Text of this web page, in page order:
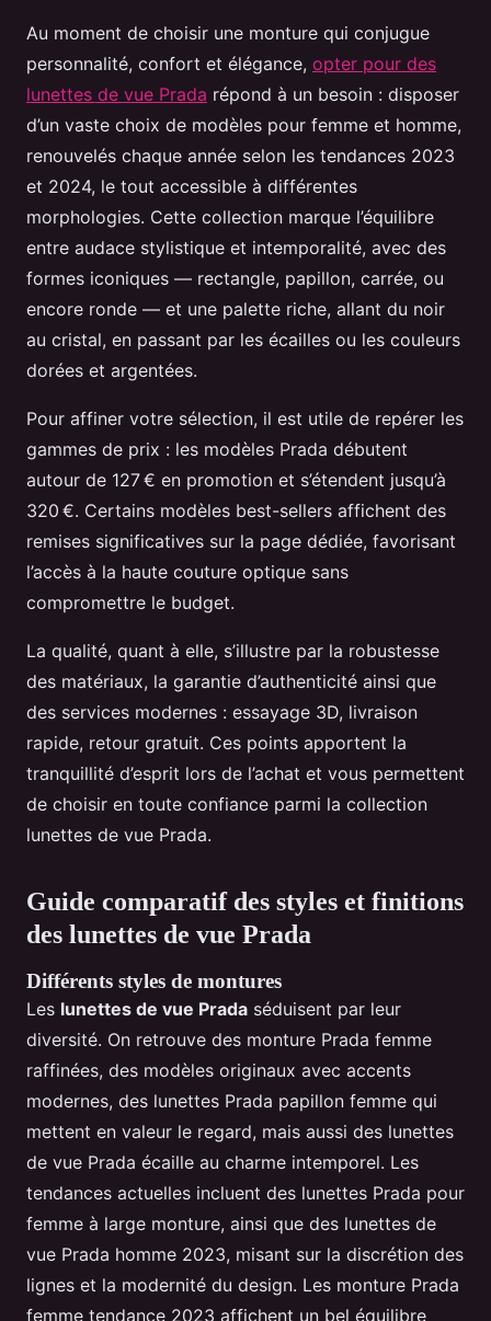
Au moment de choisir une monture qui conjugue
personnalité, confort et élégance, opter pour des
lunettes de vue Prada répond à un besoin : disposer
d’un vaste choix de modèles pour femme et homme,
renouvelés chaque année selon les tendances 2023
et 2024, le tout accessible à différentes
morphologies. Cette collection marque l’équilibre
entre audace stylistique et intemporalité, avec des
formes iconiques — rectangle, papillon, carrée, ou
encore ronde — et une palette riche, allant du noir
au cristal, en passant par les écailles ou les couleurs
dorées et argentées.
Pour affiner votre sélection, il est utile de repérer les
gammes de prix : les modèles Prada débutent
autour de 127 € en promotion et s’étendent jusqu’à
320 €. Certains modèles best-sellers affichent des
remises significatives sur la page dédiée, favorisant
l’accès à la haute couture optique sans
compromettre le budget.
La qualité, quant à elle, s’illustre par la robustesse
des matériaux, la garantie d’authenticité ainsi que
des services modernes : essayage 3D, livraison
rapide, retour gratuit. Ces points apportent la
tranquillité d’esprit lors de l’achat et vous permettent
de choisir en toute confiance parmi la collection
lunettes de vue Prada.
Guide comparatif des styles et finitions
des lunettes de vue Prada
Différents styles de montures
Les lunettes de vue Prada séduisent par leur
diversité. On retrouve des monture Prada femme
raffinées, des modèles originaux avec accents
modernes, des lunettes Prada papillon femme qui
mettent en valeur le regard, mais aussi des lunettes
de vue Prada écaille au charme intemporel. Les
tendances actuelles incluent des lunettes Prada pour
femme à large monture, ainsi que des lunettes de
vue Prada homme 2023, misant sur la discrétion des
lignes et la modernité du design. Les monture Prada
femme tendance 2023 affichent un bel équilibre